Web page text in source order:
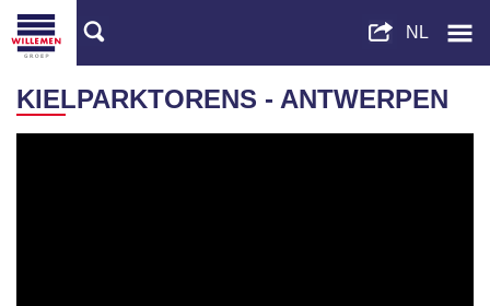
KIELPARKTORENS - ANTWERPEN